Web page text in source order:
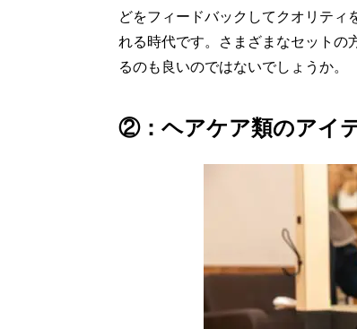
どをフィードバックしてクオリティ
れる時代です。さまざまなセットの
るのも良いのではないでしょうか。
②：ヘアケア類のアイ